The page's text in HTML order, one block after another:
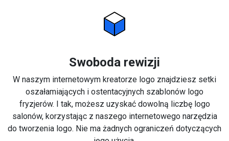
Swoboda rewizji
W naszym internetowym kreatorze logo znajdziesz setki
oszałamiających i ostentacyjnych szablonów logo
fryzjerów. I tak, możesz uzyskać dowolną liczbę logo
salonów, korzystając z naszego internetowego narzędzia
do tworzenia logo. Nie ma żadnych ograniczeń dotyczących